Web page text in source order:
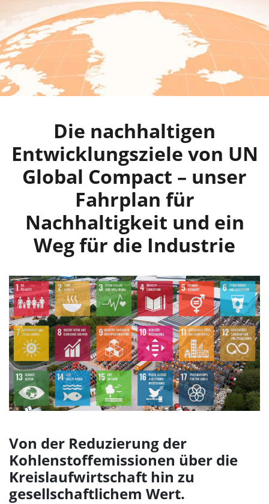
Die nachhaltigen
Entwicklungsziele von UN
Global Compact – unser
Fahrplan für
Nachhaltigkeit und ein
Weg für die Industrie
Von der Reduzierung der
Kohlenstoffemissionen über die
Kreislaufwirtschaft hin zu
gesellschaftlichem Wert.